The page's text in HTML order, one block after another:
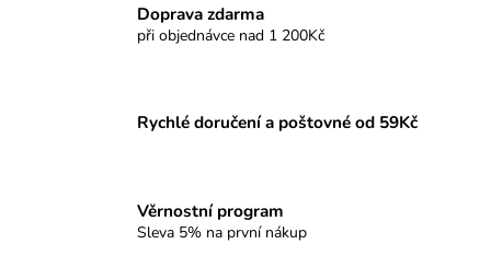
Doprava zdarma
při objednávce nad 1 200Kč
Rychlé doručení a poštovné od 59Kč
Věrnostní program
Sleva 5% na první nákup